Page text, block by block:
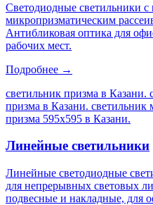
Светодиодные светильники с
микропризматическим
Антибликовая оптика для
рабочих мест.
Подробнее →
светильник призма в Казани.
призма в Казани. светильник
призма 595х595 в Казани.
Линейные светильники
Линейные светодиодные
для непрерывных световых
подвесные и накладные, для